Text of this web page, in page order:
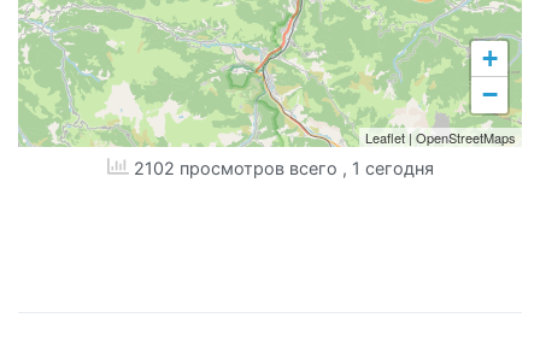
+
−
Leaflet | OpenStreetMaps
2102 просмотров всего , 1 сегодня